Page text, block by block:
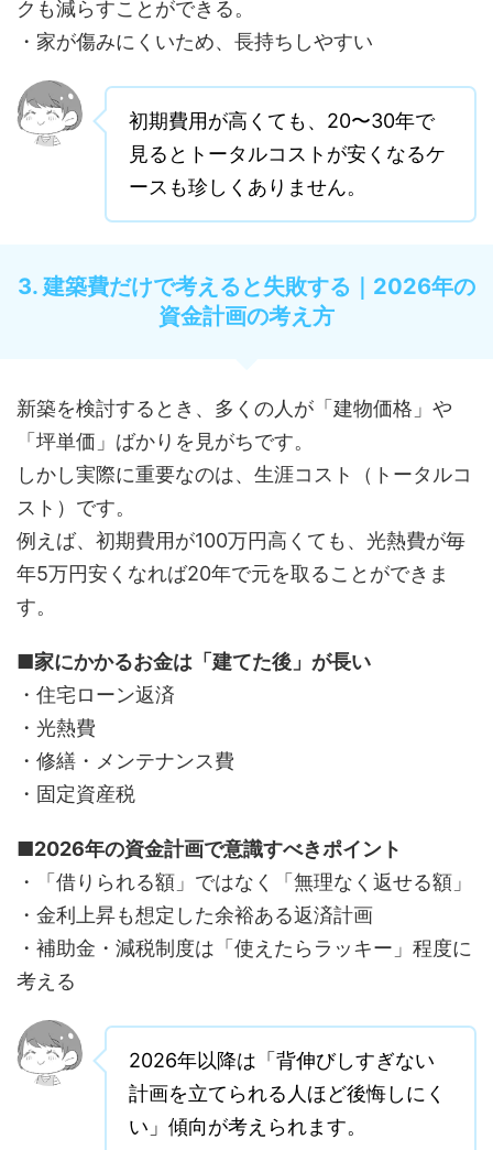
クも減らすことができる。
・家が傷みにくいため、長持ちしやすい
初期費用が高くても、20〜30年で
見るとトータルコストが安くなるケ
ースも珍しくありません。
3. 建築費だけで考えると失敗する｜2026年の
資金計画の考え方
新築を検討するとき、多くの人が「建物価格」や
「坪単価」ばかりを見がちです。
しかし実際に重要なのは、生涯コスト（トータルコ
スト）です。
例えば、初期費用が100万円高くても、光熱費が毎
年5万円安くなれば20年で元を取ることができま
す。
■家にかかるお金は「建てた後」が長い
・住宅ローン返済
・光熱費
・修繕・メンテナンス費
・固定資産税
■2026年の資金計画で意識すべきポイント
・「借りられる額」ではなく「無理なく返せる額」
・金利上昇も想定した余裕ある返済計画
・補助金・減税制度は「使えたらラッキー」程度に
考える
2026年以降は「背伸びしすぎない
計画を立てられる人ほど後悔しにく
い」傾向が考えられます。